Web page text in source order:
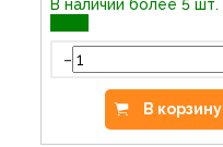
В наличии более 5 шт.
-
В корзину